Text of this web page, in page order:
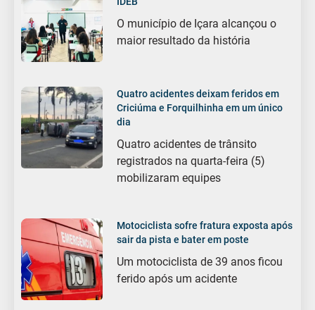
O município de Içara alcançou o
maior resultado da história
Quatro acidentes deixam feridos em
Criciúma e Forquilhinha em um único
dia
Quatro acidentes de trânsito
registrados na quarta-feira (5)
mobilizaram equipes
Motociclista sofre fratura exposta após
sair da pista e bater em poste
Um motociclista de 39 anos ficou
ferido após um acidente